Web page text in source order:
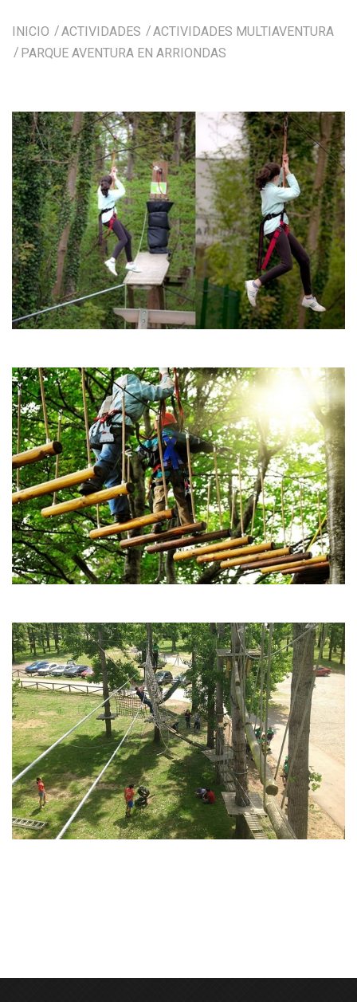
INICIO ACTIVIDADES
ACTIVIDADES MULTIAVENTURA
PARQUE AVENTURA EN ARRIONDAS